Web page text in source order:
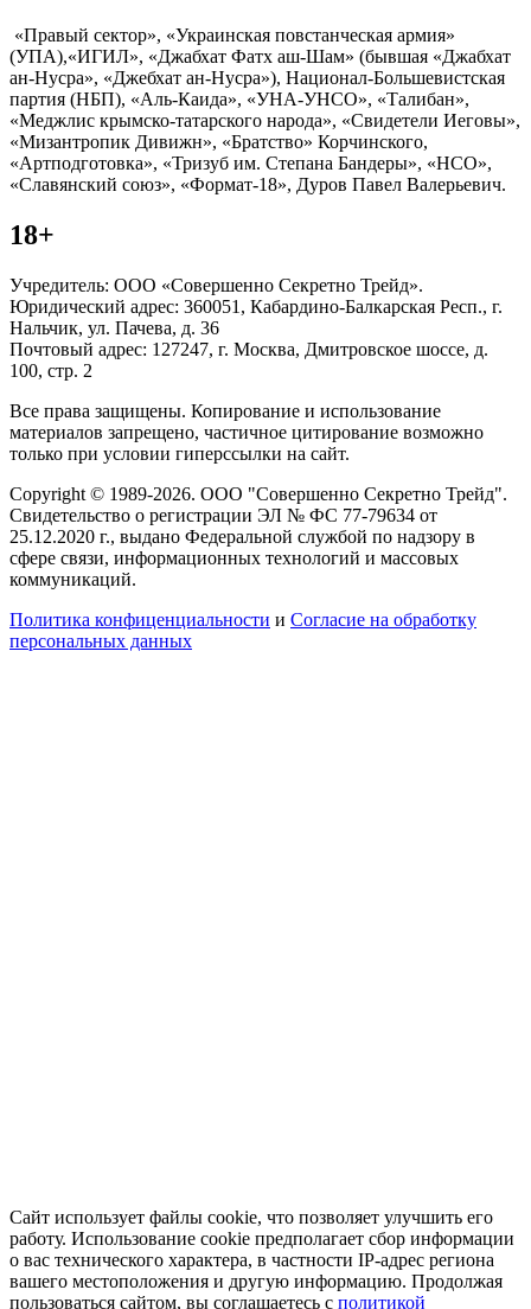
«Правый сектор», «Украинская повстанческая армия»
(УПА),«ИГИЛ», «Джабхат Фатх аш-Шам» (бывшая «Джабхат
ан-Нусра», «Джебхат ан-Нусра»), Национал-Большевистская
партия (НБП), «Аль-Каида», «УНА-УНСО», «Талибан»,
«Меджлис крымско-татарского народа», «Свидетели Иеговы»,
«Мизантропик Дивижн», «Братство» Корчинского,
«Артподготовка», «Тризуб им. Степана Бандеры», «НСО»,
«Славянский союз», «Формат-18», Дуров Павел Валерьевич.
18+
Учредитель: ООО «Совершенно Секретно Трейд».
Юридический адрес: 360051, Кабардино-Балкарская Респ., г.
Нальчик, ул. Пачева, д. 36
Почтовый адрес: 127247, г. Москва, Дмитровское шоссе, д.
100, стр. 2
Все права защищены. Копирование и использование
материалов запрещено, частичное цитирование возможно
только при условии гиперссылки на сайт.
Copyright © 1989-2026. ООО "Совершенно Секретно Трейд".
Свидетельство о регистрации ЭЛ № ФС 77-79634 от
25.12.2020 г., выдано Федеральной службой по надзору в
сфере связи, информационных технологий и массовых
коммуникаций.
Политика конфиценциальности и Согласие на обработку
персональных данных
Сайт использует файлы cookie, что позволяет улучшить его
работу. Использование cookie предполагает сбор информации
о вас технического характера, в частности IP-адрес региона
вашего местоположения и другую информацию. Продолжая
пользоваться сайтом, вы соглашаетесь с политикой